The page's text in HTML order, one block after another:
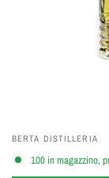
BERTA DISTILLERIA
100 in magazzino,